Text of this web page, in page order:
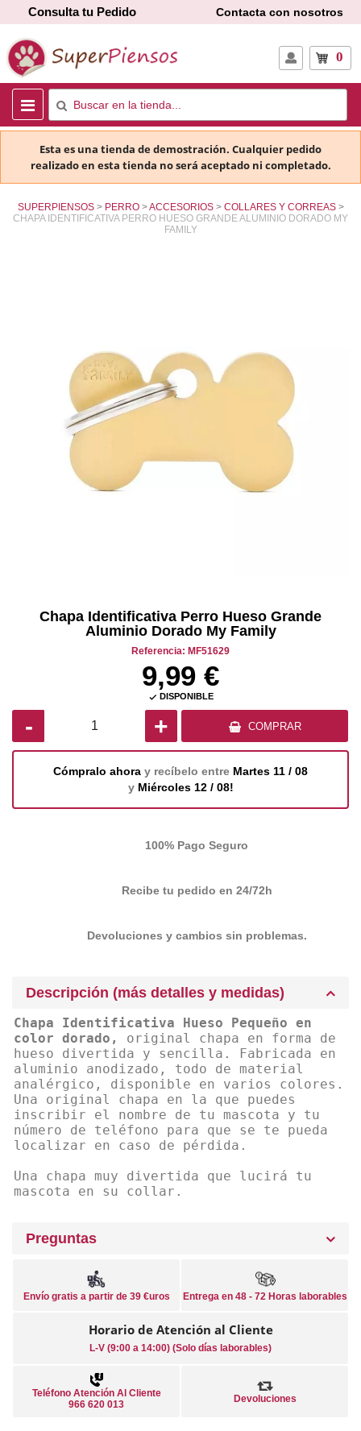
Consulta tu Pedido Contacta con nosotros
0
Esta es una tienda de demostración. Cualquier pedido
realizado en esta tienda no será aceptado ni completado.
SUPERPIENSOS PERRO ACCESORIOS
COLLARES Y CORREAS
CHAPA IDENTIFICATIVA PERRO HUESO GRANDE ALUMINIO DORADO MY
FAMILY
Chapa Identificativa Perro Hueso Grande
Aluminio Dorado My Family
Referencia: MF51629
9,99 €
 DISPONIBLE
- + COMPRAR
Cómpralo ahora y recíbelo entre Martes 11 / 08
y Miércoles 12 / 08!
100% Pago Seguro
Recibe tu pedido en 24/72h
Devoluciones y cambios sin problemas.
Descripción (más detalles y medidas)
Chapa Identificativa Hueso Pequeño en
color dorado,
original chapa en forma de
hueso divertida y sencilla. Fabricada en
aluminio anodizado, todo de material
analérgico, disponible en varios colores.
Una original chapa en la que puedes
inscribir el nombre de tu mascota y tu
número de teléfono para que se te pueda
localizar en caso de pérdida.
Una chapa muy divertida que lucirá tu
mascota en su collar.
Preguntas
Envío gratis a partir de 39 €uros Entrega en 48 - 72 Horas laborables
Horario de Atención al Cliente
L-V (9:00 a 14:00) (Solo días laborables)
Teléfono Atención Al Cliente
966 620 013
Devoluciones